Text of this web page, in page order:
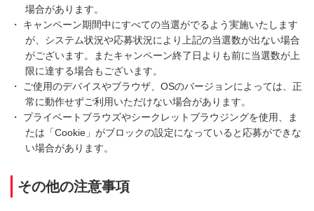
場合があります。
・ キャンペーン期間中にすべての当選がでるよう実施いたします
が、システム状況や応募状況により上記の当選数が出ない場合
がございます。またキャンペーン終了日よりも前に当選数が上
限に達する場合もございます。
・ ご使用のデバイスやブラウザ、OSのバージョンによっては、正
常に動作せずご利用いただけない場合があります。
・ プライベートブラウズやシークレットブラウジングを使用、ま
たは「Cookie」がブロックの設定になっていると応募ができな
い場合があります。
その他の注意事項